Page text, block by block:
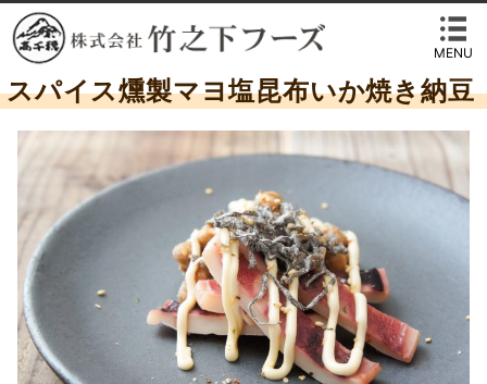
MENU
スパイス燻製マヨ塩昆布いか焼き納豆